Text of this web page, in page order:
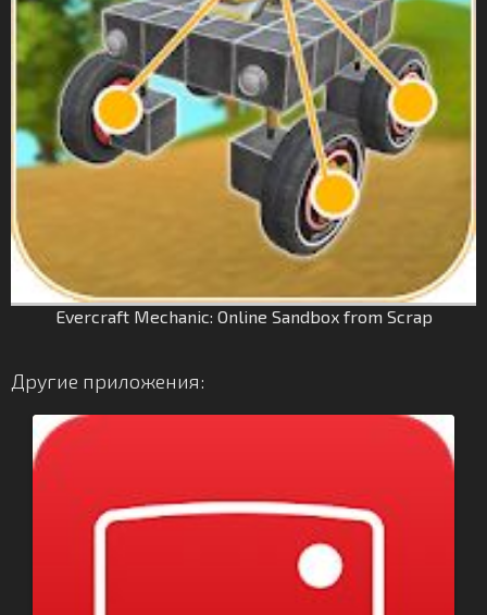
Evercraft Mechanic: Online Sandbox from Scrap
Другие приложения: